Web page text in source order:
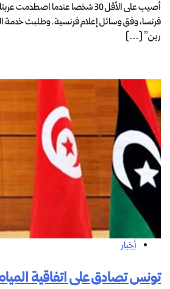
أصيب على الأقل 30 شخصا عندما
فرنسا، وفق وسائل إعلام فرنسية. وطلبت خدمة
رين” […]
أخبار
تونس تصادق على اتفاقية المياه